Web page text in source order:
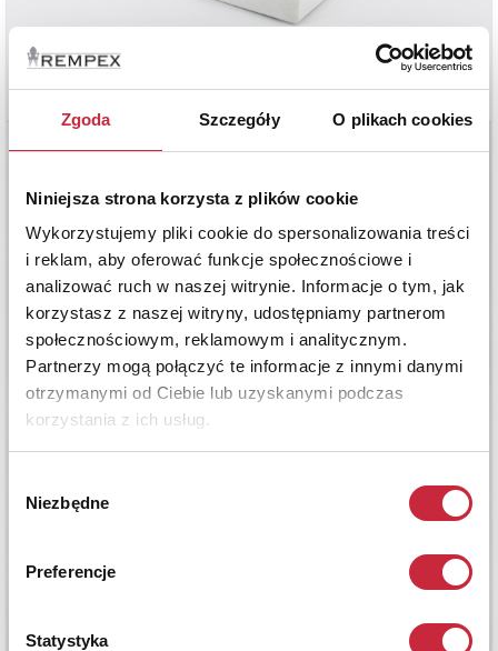
Zgoda Szczegóły O plikach cookies
Niniejsza strona korzysta z plików cookie
Wykorzystujemy pliki cookie do spersonalizowania treści
i reklam, aby oferować funkcje społecznościowe i
analizować ruch w naszej witrynie. Informacje o tym, jak
korzystasz z naszej witryny, udostępniamy partnerom
społecznościowym, reklamowym i analitycznym.
Partnerzy mogą połączyć te informacje z innymi danymi
otrzymanymi od Ciebie lub uzyskanymi podczas
korzystania z ich usług.
zgody
Niezbędne
Preferencje
Statystyka